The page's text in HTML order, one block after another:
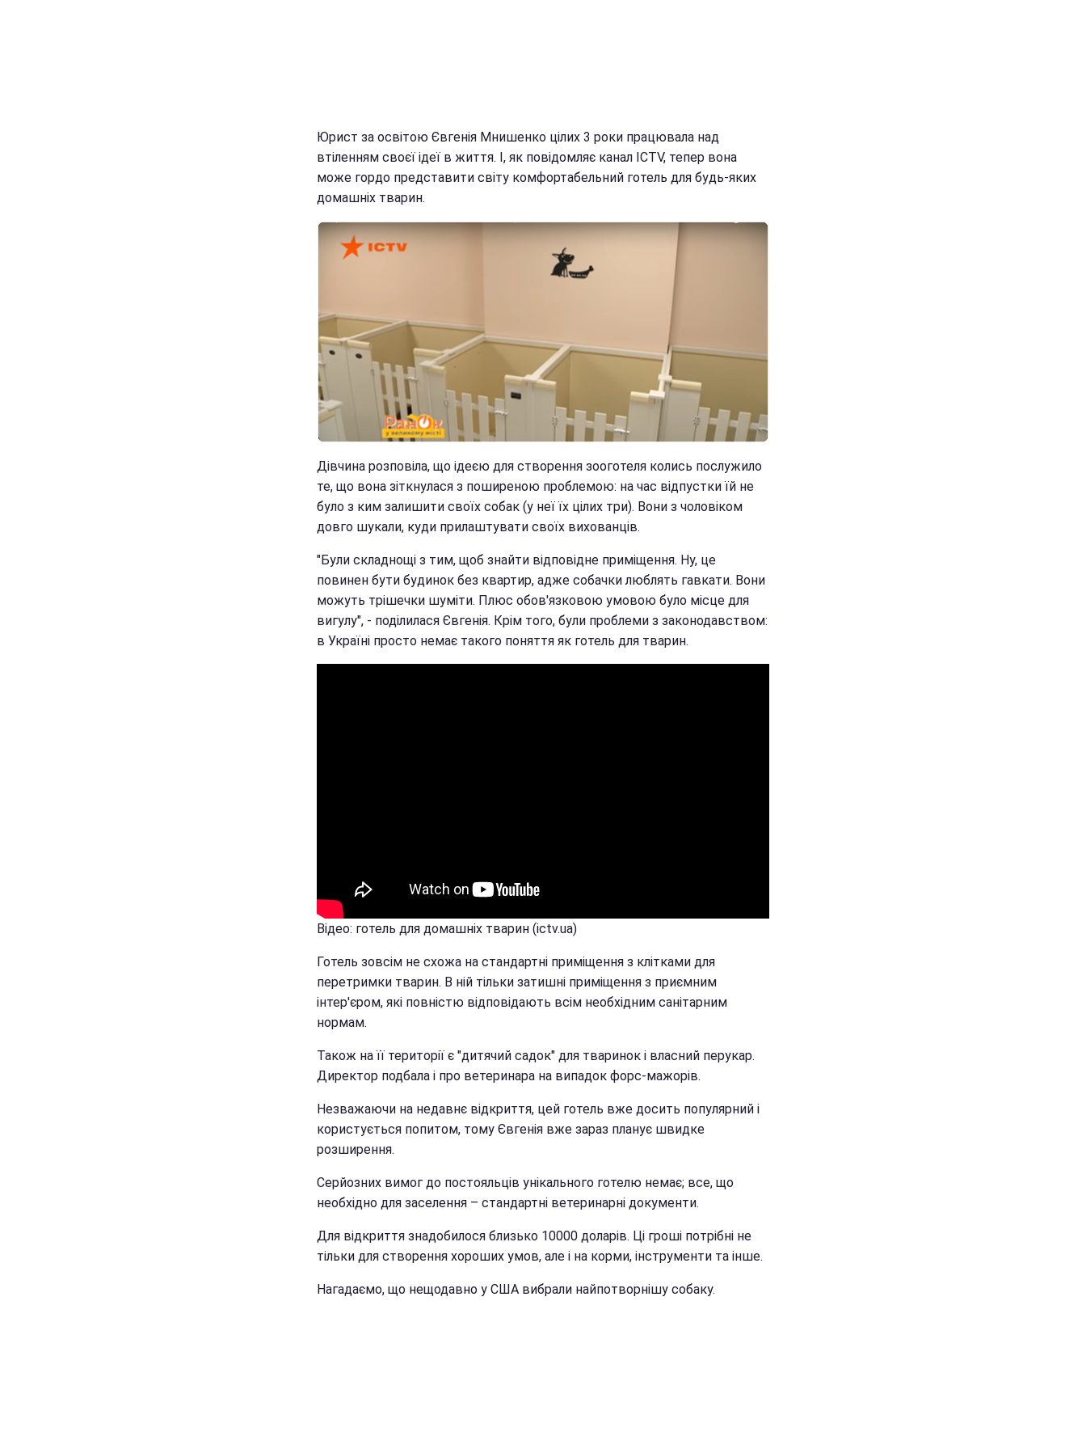
Юрист за освітою Євгенія Мнишенко цілих 3 роки працювала над
втіленням своєї ідеї в життя. І, як повідомляє канал ICTV, тепер вона
може гордо представити світу комфортабельний готель для будь-яких
домашніх тварин.
Дівчина розповіла, що ідеєю для створення зооготеля колись послужило
те, що вона зіткнулася з поширеною проблемою: на час відпустки їй не
було з ким залишити своїх собак (у неї їх цілих три). Вони з чоловіком
довго шукали, куди прилаштувати своїх вихованців.
"Були складнощі з тим, щоб знайти відповідне приміщення. Ну, це
повинен бути будинок без квартир, адже собачки люблять гавкати. Вони
можуть трішечки шуміти. Плюс обов'язковою умовою було місце для
вигулу", - поділилася Євгенія. Крім того, були проблеми з законодавством:
в Україні просто немає такого поняття як готель для тварин.
Відео: готель для домашніх тварин (ictv.ua)
Готель зовсім не схожа на стандартні приміщення з клітками для
перетримки тварин. В ній тільки затишні приміщення з приємним
інтер'єром, які повністю відповідають всім необхідним санітарним
нормам.
Також на її території є "дитячий садок" для тваринок і власний перукар.
Директор подбала і про ветеринара на випадок форс-мажорів.
Незважаючи на недавнє відкриття, цей готель вже досить популярний і
користується попитом, тому Євгенія вже зараз планує швидке
розширення.
Серйозних вимог до постояльців унікального готелю немає; все, що
необхідно для заселення – стандартні ветеринарні документи.
Для відкриття знадобилося близько 10000 доларів. Ці гроші потрібні не
тільки для створення хороших умов, але і на корми, інструменти та інше.
Нагадаємо, що нещодавно у США вибрали найпотворнішу собаку.